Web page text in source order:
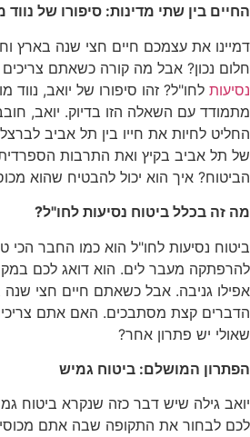
החיים בין שתי מדינות: סיפורו של נווד
דמיינו את עצמכם חיים חצי שנה בארץ
חלום נכון? אבל מה קורה כשאתם
נסיעות לחו"ל? זהו סיפורו של יואב,
מתמודד עם השאלה הזו בדיוק. יואב,
החליט לחיות את חייו בין תל אביב
של תל אביב בקיץ ואת התרבות
הביטוח? איך הוא יכול להבטיח שהוא
מה זה בכלל ביטוח נסיעות לחו"ל?
ביטוח נסיעות לחו"ל הוא כמו החבר הכי
להרפתקה מעבר לים. הוא דואג לכם
אפילו גניבה. אבל כשאתם חיים חצי
הדברים קצת מסתבכים. האם אתם
שאולי יש פתרון אחר?
הפתרון המושלם: ביטוח גמיש
יואב גילה שיש דבר כזה שנקרא ביטוח
לכם לבחור את התקופה שבה אתם